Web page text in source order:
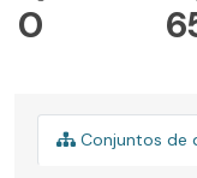
0
Conjuntos de